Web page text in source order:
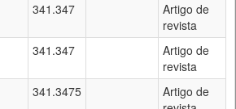
341.347
Artigo de
revista
341.347
Artigo de
revista
341.3475
Artigo de